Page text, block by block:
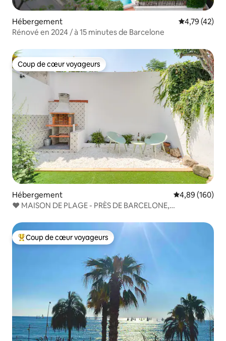
Hébergement Évaluation
4,79 (42)
Rénové en 2024 / à 15 minutes de Barcelone
Coup de cœur voyageurs
Coup de cœur voyageurs
Hébergement Évaluation
4,89 (160)
❤ MAISON DE PLAGE - PRÈS DE BARCELONE,
Coups de cœur voyageurs les plus appréciés
Coup de cœur voyageurs